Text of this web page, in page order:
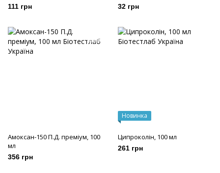
111 грн 32 грн
Амоксан-150 П.Д. преміум, 100
мл
356 грн
Новинка
Ципроколін, 100 мл
261 грн